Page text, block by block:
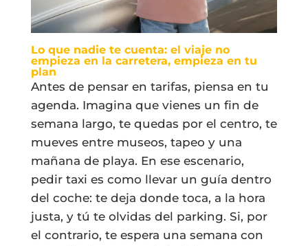
Lo que nadie te cuenta: el viaje no
empieza en la carretera, empieza en tu
plan
Antes de pensar en tarifas, piensa en tu
agenda. Imagina que vienes un fin de
semana largo, te quedas por el centro, te
mueves entre museos, tapeo y una
mañana de playa. En ese escenario,
pedir taxi es como llevar un guía dentro
del coche: te deja donde toca, a la hora
justa, y tú te olvidas del parking. Si, por
el contrario, te espera una semana con